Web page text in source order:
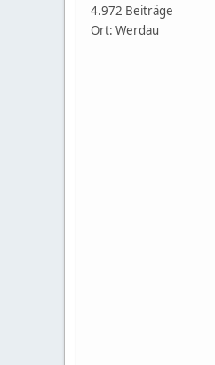
4.972 Beiträge
Ort: Werdau